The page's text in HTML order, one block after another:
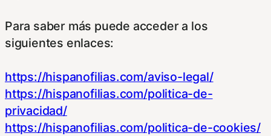
Para saber más puede acceder a los
siguientes enlaces:
https://hispanofilias.com/aviso-legal/
https://hispanofilias.com/politica-de-
privacidad/
https://hispanofilias.com/politica-de-cookies/